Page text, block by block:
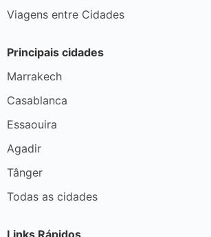
Viagens entre Cidades
Principais cidades
Marrakech
Casablanca
Essaouira
Agadir
Tânger
Todas as cidades